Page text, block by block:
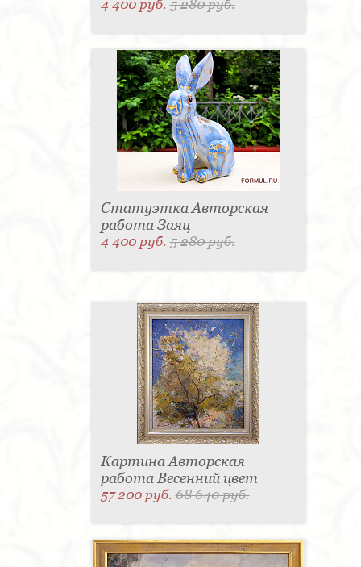
4 400 руб.5 280 руб.
Статуэтка Авторская
работа Заяц
4 400 руб.5 280 руб.
Картина Авторская
работа Весенний цвет
57 200 руб.68 640 руб.